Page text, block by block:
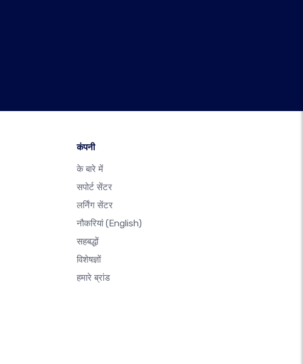
कंपनी
के बारे में
सपोर्ट सेंटर
लर्निंग सेंटर
नौकरियां(English)
सहबद्धों
विशेषज्ञों
हमारे ब्रांड